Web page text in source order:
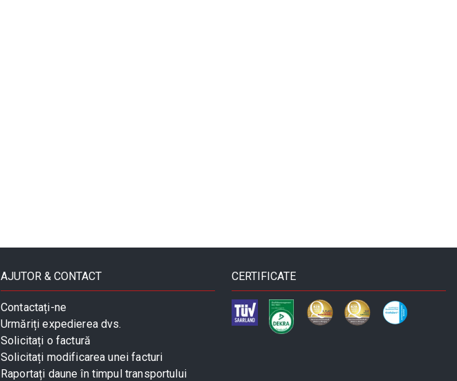
AJUTOR & CONTACT
Contactați-ne
Urmăriți expedierea dvs.
Solicitați o factură
Solicitați modificarea unei facturi
Raportați daune în timpul transportului
CERTIFICATE